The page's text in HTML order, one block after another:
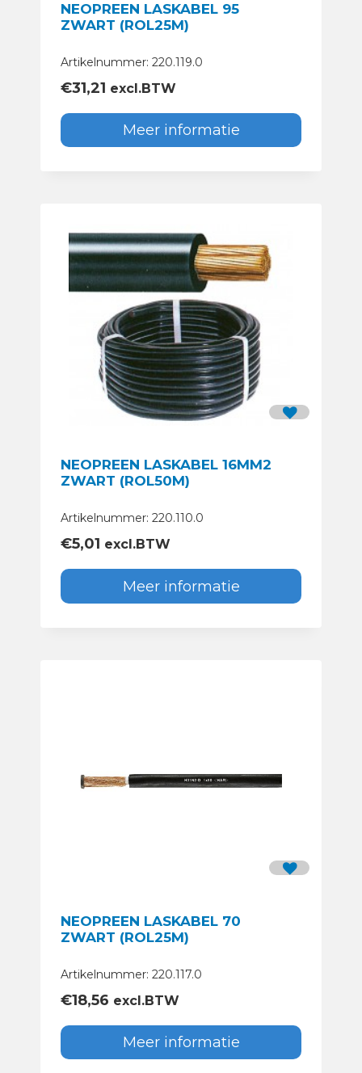
NEOPREEN LASKABEL 95
ZWART (ROL25M)
Artikelnummer: 220.119.0
€31,21 excl.BTW
Meer informatie
NEOPREEN LASKABEL 16MM2
ZWART (ROL50M)
Artikelnummer: 220.110.0
€5,01 excl.BTW
Meer informatie
NEOPREEN LASKABEL 70
ZWART (ROL25M)
Artikelnummer: 220.117.0
€18,56 excl.BTW
Meer informatie